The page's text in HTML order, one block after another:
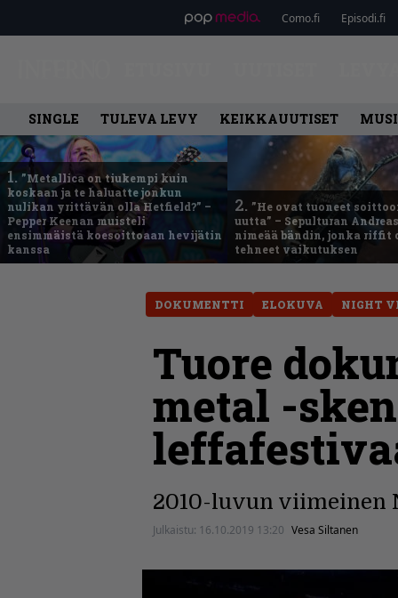
Como.fi Episodi.fi
SINGLE TULEVA LEVY KEIKKAUUTISET
1. ”Metallica on tiukempi kuin
koskaan ja te haluatte jonkun
nulikan yrittävän olla Hetfield?” –
Pepper Keenan muisteli
ensimmäistä koesoittoaan hevijätin
kanssa
2. ”He ovat tuoneet
uutta” – Sepulturan
nimeää bändin, jonka riffit
tehneet vaikutuksen
DOKUMENTTI ELOKUVA NIGHT
Tuore
metal -
2010-luvun viimeinen
Julkaistu: 16.10.2019 13:20 Vesa Siltanen